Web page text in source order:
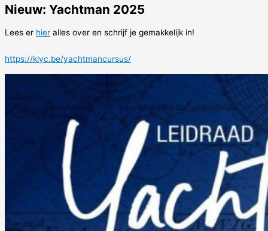
Nieuw: Yachtman 2025
Lees er hier alles over en schrijf je gemakkelijk in!
https://klyc.be/yachtmancursus/